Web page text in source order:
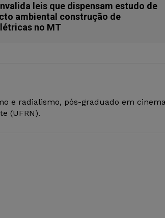
leis que dispensam estudo de
ambiental construção de
no MT
e radialismo, pós-graduado em
(UFRN).